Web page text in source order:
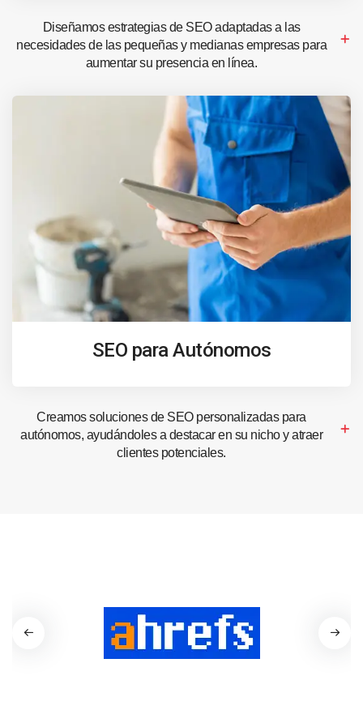
Diseñamos estrategias de SEO adaptadas a las
necesidades de las pequeñas y medianas empresas para
aumentar su presencia en línea.
SEO para Autónomos
Creamos soluciones de SEO personalizadas para
autónomos, ayudándoles a destacar en su nicho y atraer
clientes potenciales.